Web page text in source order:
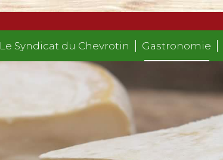
Le Syndicat du Chevrotin Gastronomie